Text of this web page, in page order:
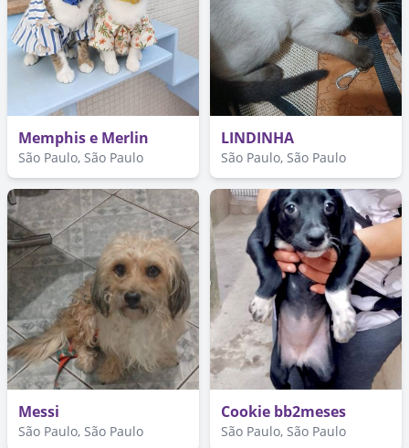
Memphis e Merlin
São Paulo, São Paulo
LINDINHA
São Paulo, São Paulo
Messi
São Paulo, São Paulo
Cookie bb2meses
São Paulo, São Paulo